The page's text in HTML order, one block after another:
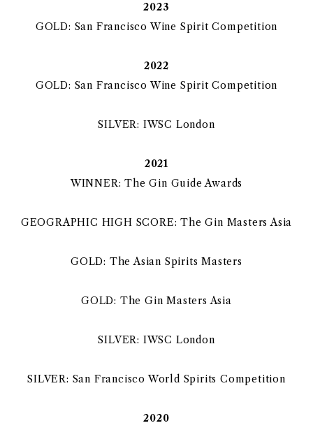
2023
GOLD: San Francisco Wine Spirit Competition
2022
GOLD: San Francisco Wine Spirit Competition
SILVER: IWSC London
2021
WINNER: The Gin Guide Awards
GEOGRAPHIC HIGH SCORE: The Gin Masters Asia
GOLD: The Asian Spirits Masters
GOLD: The Gin Masters Asia
SILVER: IWSC London
SILVER: San Francisco World Spirits Competition
2020